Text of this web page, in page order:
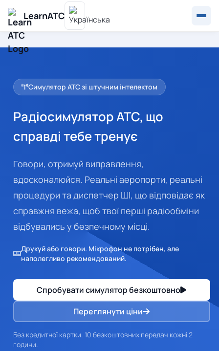
LearnATC
Симулятор ATC зі штучним інтелектом
Радіосимулятор ATC, що
справді тебе тренує
Говори, отримуй виправлення,
вдосконалюйся. Реальні аеропорти, реальні
процедури та диспетчер ШІ, що відповідає як
справжня вежа, щоб твої перші радіообміни
відбувались у безпечному місці.
Друкуй або говори. Мікрофон не потрібен, але
наполегливо рекомендований.
Спробувати симулятор безкоштовно
Переглянути ціни
Без кредитної картки. 10 безкоштовних передач кожні 2
години.